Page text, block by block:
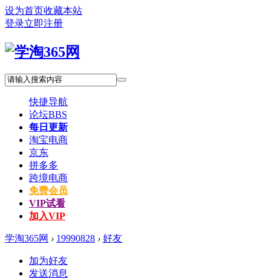
设为首页收藏本站
登录立即注册
快捷导航
论坛BBS
每日更新
淘宝电商
京东
拼多多
跨境电商
免费会员
VIP试看
加入VIP
学淘365网 › 19990828 › 好友
加为好友
发送消息